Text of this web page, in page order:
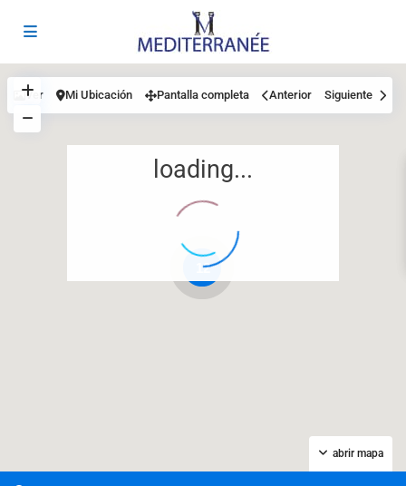
12
loading...
abrir mapa
Ver Mi Ubicación Pantalla completa Anterior Siguiente